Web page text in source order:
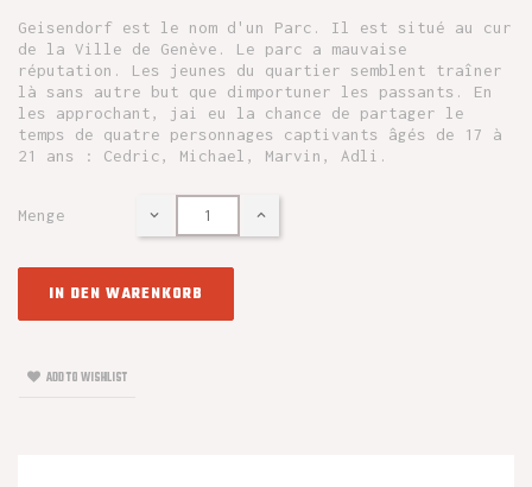
Geisendorf est le nom d'un Parc. Il est situé au cur
de la Ville de Genève. Le parc a mauvaise
réputation. Les jeunes du quartier semblent traîner
là sans autre but que dimportuner les passants. En
les approchant, jai eu la chance de partager le
temps de quatre personnages captivants âgés de 17 à
21 ans : Cedric, Michael, Marvin, Adli.
Menge
IN DEN WARENKORB
ADD TO WISHLIST